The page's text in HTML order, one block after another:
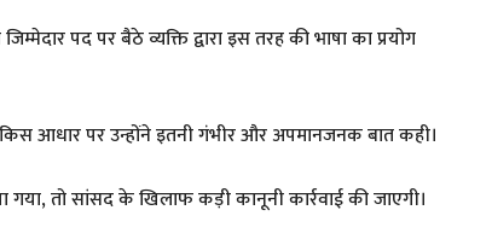
पद पर बैठे व्यक्ति द्वारा इस तरह की भाषा का प्रयोग
आधार पर उन्होंने इतनी गंभीर और अपमानजनक बात कही।
तो सांसद के खिलाफ कड़ी कानूनी कार्रवाई की जाएगी।